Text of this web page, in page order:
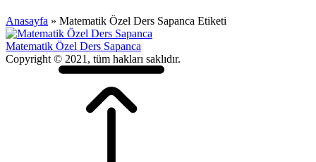
Anasayfa » Matematik Özel Ders Sapanca Etiketi
Matematik Özel Ders Sapanca
Copyright © 2021, tüm hakları saklıdır.